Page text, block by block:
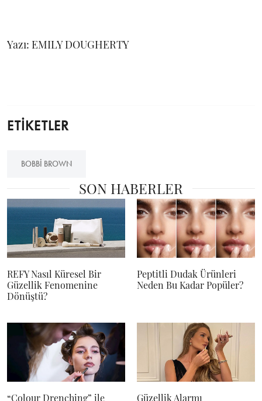
Yazı: EMILY DOUGHERTY
ETİKETLER
BOBBI BROWN
SON HABERLER
REFY Nasıl Küresel Bir
Güzellik Fenomenine
Dönüştü?
Peptitli Dudak Ürünleri
Neden Bu Kadar Popüler?
“Colour Drenching” ile Güzellik Alarmı